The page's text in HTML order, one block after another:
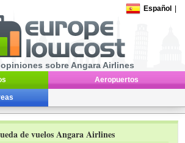
Español
sobre Angara Airlines
Aeropuertos
de vuelos Angara Airlines